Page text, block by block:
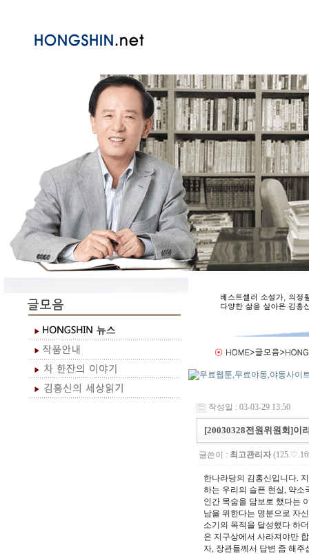
작성일 : 03-03-29 13:50
[20030328전원위원회]이
글쓴이 : 최고관리자
한나라당의 김홍신입니다.
하는 우리의 슬픈 현실, 약소
인간 목숨을 담보로 했다는
남을 위한다는 명분으로 자
소기의 목적을 달성했다 하
은 지구상에서 사라져야만
자, 장관들께서 답변 좀 해주